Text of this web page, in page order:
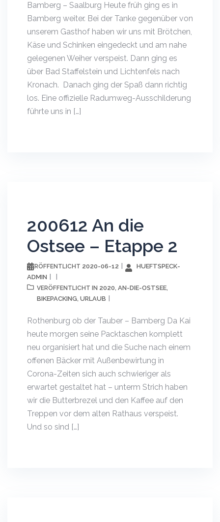
Bamberg – Saalburg Heute früh ging es in
Bamberg weiter. Bei der Tanke gegenüber von
unserem Gasthof haben wir uns mit Brötchen,
Käse und Schinken eingedeckt und am nahe
gelegenen Weiher verspeist. Dann ging es
über Bad Staffelstein und Lichtenfels nach
Kronach. Danach ging der Spaß dann richtig
los. Eine offizielle Radumweg-Ausschilderung
führte uns in […]
200612 An die
Ostsee – Etappe 2
VERÖFFENTLICHT 2020-06-12
HUEFTSPECK-
ADMIN
VERÖFFENTLICHT IN 2020, AN-DIE-OSTSEE,
BIKEPACKING, URLAUB
Rothenburg ob der Tauber – Bamberg Da Kai
heute morgen seine Packtaschen komplett
neu organisiert hat und die Suche nach einem
offenen Bäcker mit Außenbewirtung in
Corona-Zeiten sich auch schwieriger als
erwartet gestaltet hat – unterm Strich haben
wir die Butterbrezel und den Kaffee auf den
Treppen vor dem alten Rathaus verspeist.
Und so sind […]